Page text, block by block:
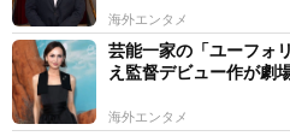
海外エンタメ
芸能一家の「ユーフォ
え監督デビュー作が
海外エンタメ